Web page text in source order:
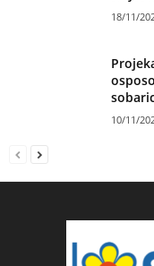
18/11/
10/11/